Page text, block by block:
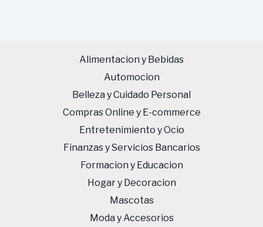
Alimentacion y Bebidas
Automocion
Belleza y Cuidado Personal
Compras Online y E-commerce
Entretenimiento y Ocio
Finanzas y Servicios Bancarios
Formacion y Educacion
Hogar y Decoracion
Mascotas
Moda y Accesorios